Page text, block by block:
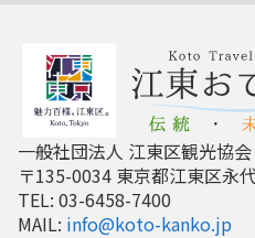
一般社団法人 江東区観光協会
〒135-0034 東京都江東区永
TEL: 03-6458-7400
MAIL: info@koto-kanko.jp